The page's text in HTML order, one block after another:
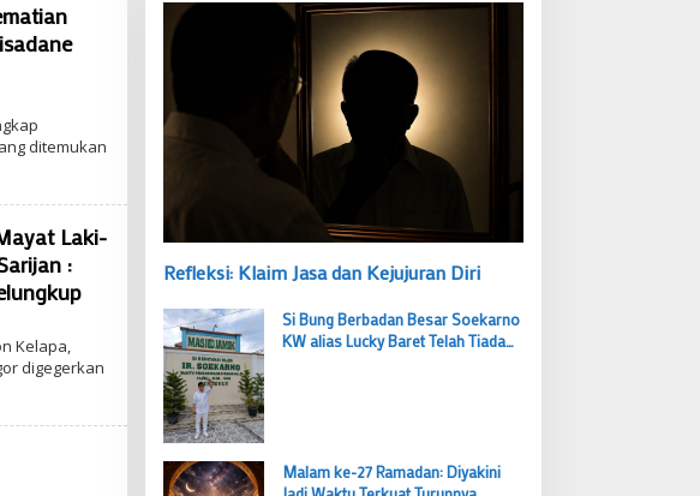
ditemukan
Laki-
:
Kelapa,
digegerkan
Refleksi: Klaim Jasa dan Kejujuran Diri
Si Bung Berbadan Besar Soekarno
KW alias Lucky Baret Telah Tiada
Malam ke-27 Ramadan: Diyakini